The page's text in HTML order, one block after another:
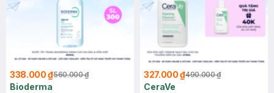
338.000 ₫560.000 ₫
Bioderma
327.000 ₫490.000 ₫
CeraVe